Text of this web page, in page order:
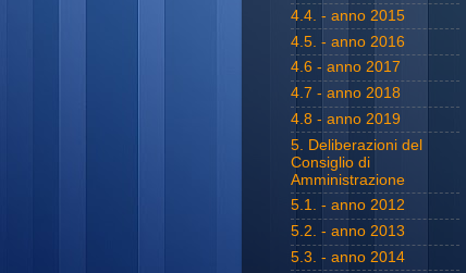
4.4. - anno 2015
4.5. - anno 2016
4.6 - anno 2017
4.7 - anno 2018
4.8 - anno 2019
5. Deliberazioni del
Consiglio di
Amministrazione
5.1. - anno 2012
5.2. - anno 2013
5.3. - anno 2014